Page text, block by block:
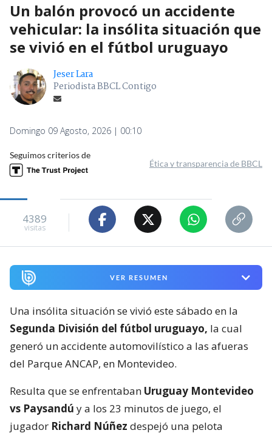
Un balón provocó un accidente
vehicular: la insólita situación que
se vivió en el fútbol uruguayo
Jeser Lara
Periodista BBCL Contigo
Domingo 09 Agosto, 2026 | 00:10
Seguimos criterios de
Ética y transparencia de BBCL
4389
visitas
VER RESUMEN
Una insólita situación se vivió este sábado en la
Segunda División del fútbol uruguayo, la cual
generó un accidente automovilístico a las afueras
del Parque ANCAP, en Montevideo.
Resulta que se enfrentaban Uruguay Montevideo
vs Paysandú y a los 23 minutos de juego, el
jugador Richard Núñez despejó una pelota